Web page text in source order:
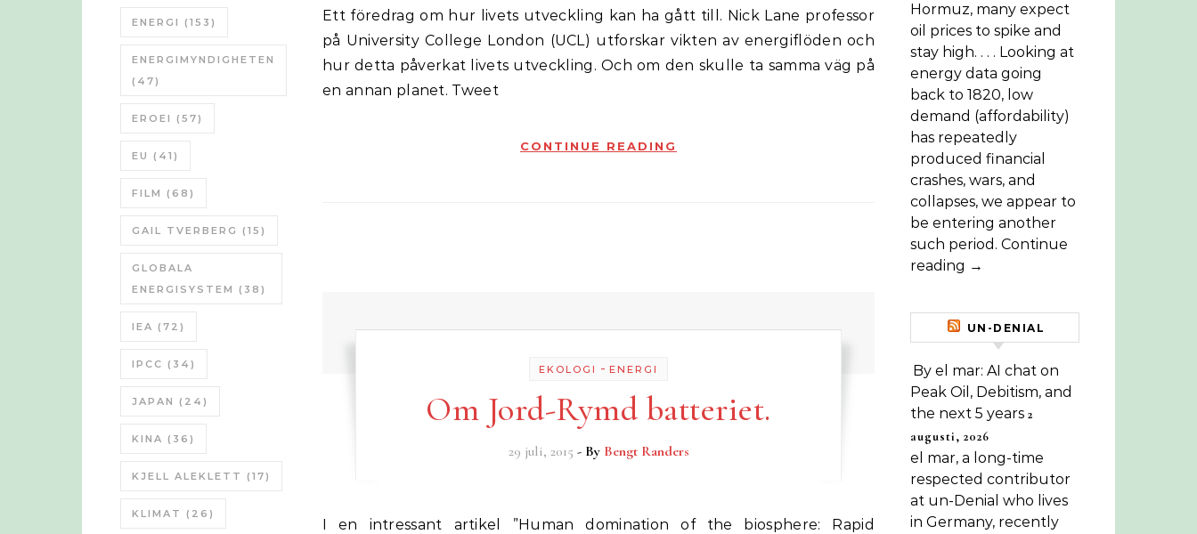
ENERGI (153)
ENERGIMYNDIGHETEN
(47)
EROEI (57)
EU (41)
FILM (68)
GAIL TVERBERG (15)
GLOBALA
ENERGISYSTEM (38)
IEA (72)
IPCC (34)
JAPAN (24)
KINA (36)
KJELL ALEKLETT (17)
KLIMAT (26)
Ett föredrag om hur livets utveckling kan ha gått till. Nick Lane professor
på University College London (UCL) utforskar vikten av energiflöden och
hur detta påverkat livets utveckling. Och om den skulle ta samma väg på
en annan planet. Tweet
CONTINUE READING
EKOLOGI - ENERGI
Om Jord-Rymd batteriet.
29 juli, 2015 - By Bengt Randers
I en intressant artikel ”Human domination of the biosphere: Rapid
Hormuz, many expect
oil prices to spike and
stay high. . . . Looking at
energy data going
back to 1820, low
demand (affordability)
has repeatedly
produced financial
crashes, wars, and
collapses, we appear to
be entering another
such period. Continue
reading →
UN-DENIAL
By el mar: AI chat on
Peak Oil, Debitism, and
the next 5 years 2
augusti, 2026
el mar, a long-time
respected contributor
at un-Denial who lives
in Germany, recently